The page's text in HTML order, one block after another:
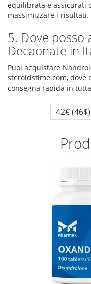
equilibrata e assicurati
massimizzare i risultati.
5. Dove posso
Decaonate in
Puoi acquistare
steroidstime.com, dove
consegna rapida in
42€(46$)